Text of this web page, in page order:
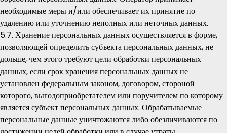
необходимые меры и/или обеспечивает их принятие по
удалению или уточнению неполных или неточных данных.
5.7. Хранение персональных данных осуществляется в форме,
позволяющей определить субъекта персональных данных, не
дольше, чем этого требуют цели обработки персональных
данных, если срок хранения персональных данных не
установлен федеральным законом, договором, стороной
которого, выгодоприобретателем или поручителем по которому
является субъект персональных данных. Обрабатываемые
персональные данные уничтожаются либо обезличиваются по